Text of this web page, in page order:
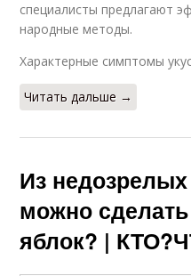
специалисты предлагают
народные методы.
Характерные симптомы
Читать дальше →
Из
можно
яблок? |